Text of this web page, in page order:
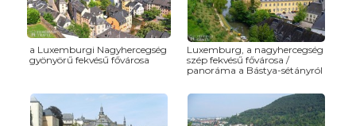
a Luxemburgi Nagyhercegség
gyönyörű fekvésű fővárosa
Luxemburg, a nagyhercegség
szép fekvésű fővárosa /
panoráma a Bástya-sétányról